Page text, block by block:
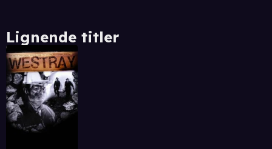
Lignende titler